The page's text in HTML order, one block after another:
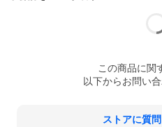
この商品に関
以下からお問い
ストアに質